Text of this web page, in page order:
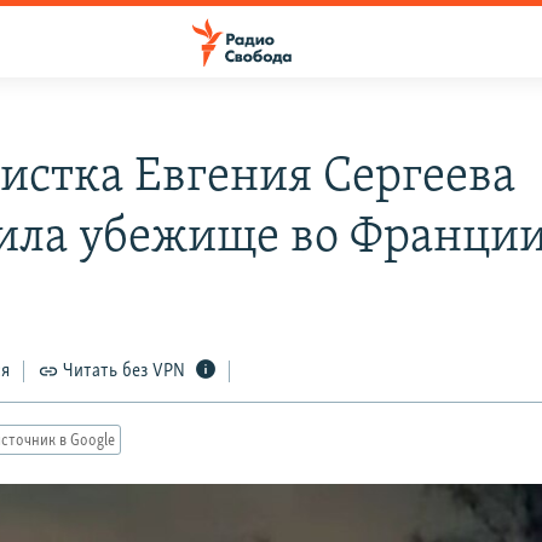
Евгения Сергеева
убежище во
Читать без VPN
в Google